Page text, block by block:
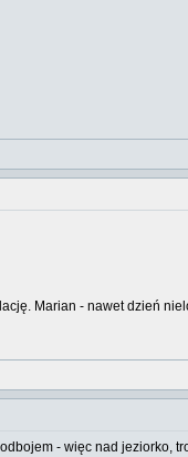
Marian - nawet dzień
- więc nad jeziorko,